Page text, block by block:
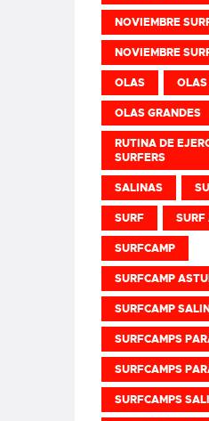
NOVIEMBRE
NOVIEMBRE
OLAS
OLAS GRANDES
RUTINA DE
SURFERS
SALINAS
SURF SURF
SURFCAMP
SURFCAMP
SURFCAMP
SURFCAMPS
SURFCAMPS
SURFCAMPS